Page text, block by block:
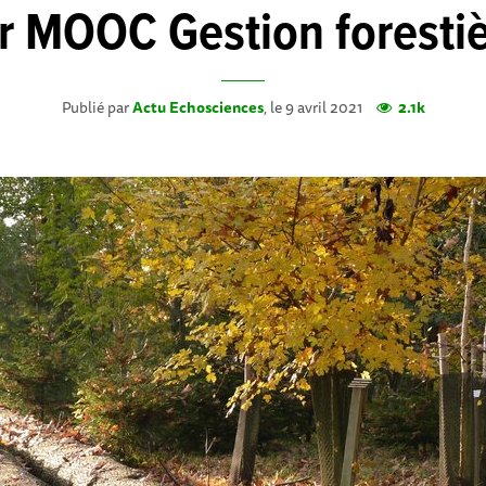
MOOC Gestion
Publié parActu Echosciences, le 9 avril 2021 2.1k